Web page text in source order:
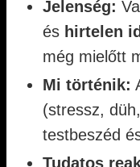
Jelenség:
és hirtelen
még mielőtt
Mi történik:
(stressz,
testbeszéd
Tudatos